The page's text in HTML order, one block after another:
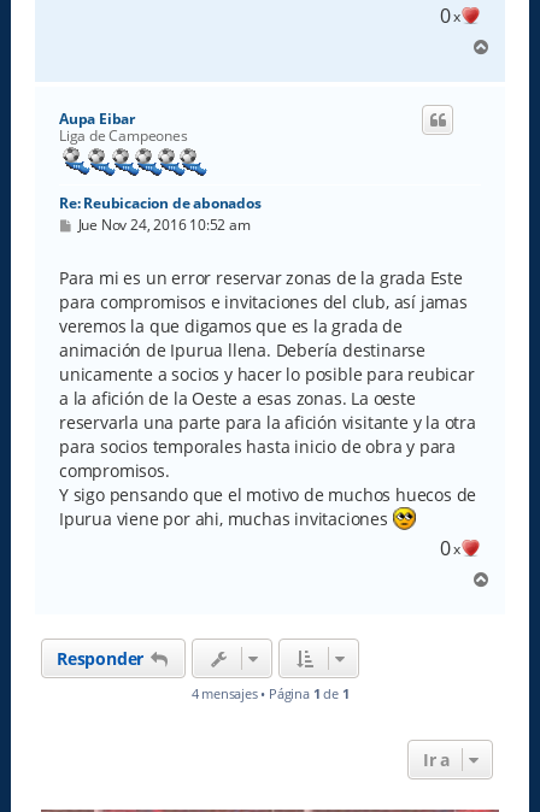
0x
r
Aupa Eibar
Liga de Campeones
Re: Reubicacion de abonados
M
s
a
j
e
Jue Nov 24, 2016 10:52 am
Para mi es un error reservar zonas de la grada Este
para compromisos e invitaciones del club, así jamas
veremos la que digamos que es la grada de
animación de Ipurua llena. Debería destinarse
unicamente a socios y hacer lo posible para reubicar
a la afición de la Oeste a esas zonas. La oeste
reservarla una parte para la afición visitante y la otra
para socios temporales hasta inicio de obra y para
compromisos.
Y sigo pensando que el motivo de muchos huecos de
Ipurua viene por ahi, muchas invitaciones
0x
Responder
4 mensajes • Página 1 de 1
Ir a